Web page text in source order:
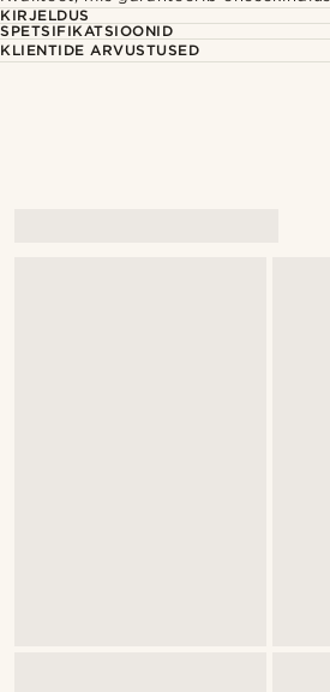
KIRJELDUS
SPETSIFIKATSIOONID
KLIENTIDE ARVUSTUSED